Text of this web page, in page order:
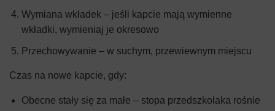
Wymiana wkładek – jeśli kapcie mają wymienne
wkładki, wymieniaj je okresowo
Przechowywanie – w suchym, przewiewnym miejscu
Czas na nowe kapcie, gdy:
Obecne stały się za małe – stopa przedszkolaka rośnie